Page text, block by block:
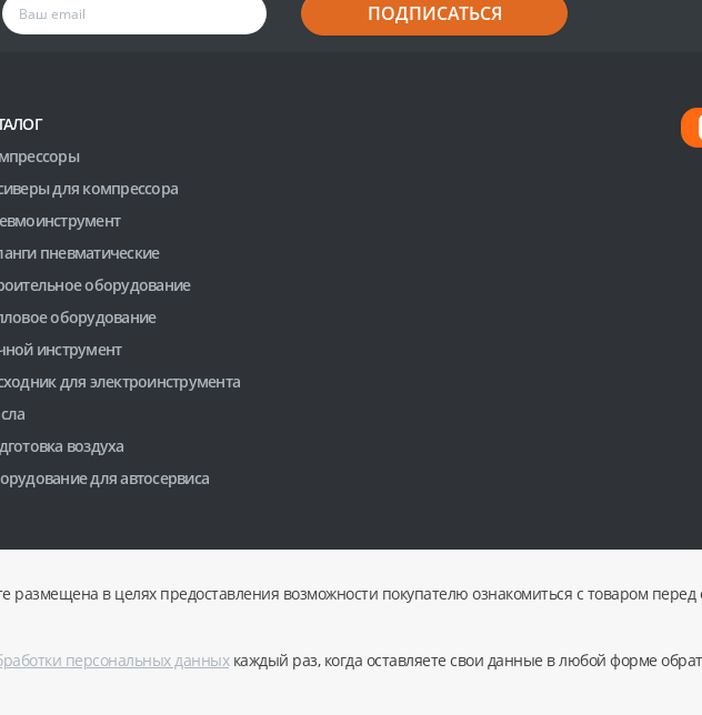
ПОДПИСАТЬСЯ
для компрессора
пневматические
оборудование
оборудование
инструмент
для электроинструмента
воздуха
для автосервиса
в целях предоставления возможности покупателю ознакомиться с товаром перед
персональных данныхкаждый раз, когда оставляете свои данные в любой форме